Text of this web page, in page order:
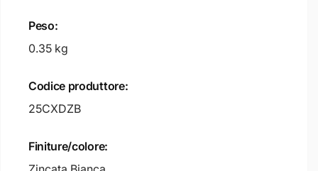
Peso:
0.35 kg
Codice produttore:
25CXDZB
Finiture/colore: